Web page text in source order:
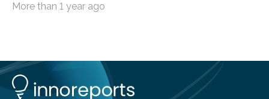
innovative DatenverarbeitungDie Agentur für
Entwicklung von Technologien zur gezielten
Datenreduktion und Rekonstruktion in schwierigen
More than 1 year ago